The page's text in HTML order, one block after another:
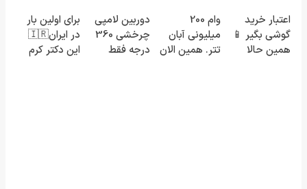
جراحی
فروشگاهت رو
ثبت کن
میلیون
تومان!!!
بفروشش
اعتبار خرید
گوشی بگیر 📱
همین حالا
وام 200
میلیونی آبان
تتر. همین الان
دوربین لامپی
چرخشی 360
درجه فقط
برای اولین بار
در ایران🇮🇷
این دکتر کرم